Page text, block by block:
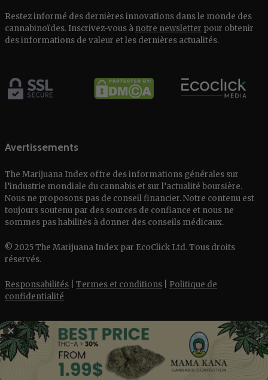
Restez informé des dernières innovations dans le monde des
cannabinoïdes. Inscrivez-vous à notre newsletter pour obtenir
des informations de valeur et les dernières actualités.
Avertissements
The Marijuana Index offre des informations générales sur
l’industrie mondiale du cannabis et sur l’actualité boursière.
Nous ne proposons pas de conseil financier. Notre contenu est
toujours soutenu par des sources de confiance et nous ne
sommes pas habilités à donner des conseils médicaux.
© 2025 The Marijuana Index par EcoClick Ltd. Tous droits
réservés.
Responsabilités Termes et conditions
Politique de
confidentialité
English
Deutsch
✕